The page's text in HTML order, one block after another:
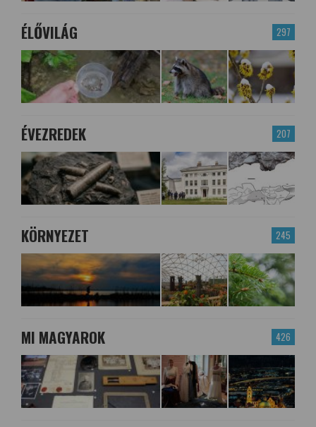
297
ÉLŐVILÁG
207
ÉVEZREDEK
245
KÖRNYEZET
426
MI MAGYAROK